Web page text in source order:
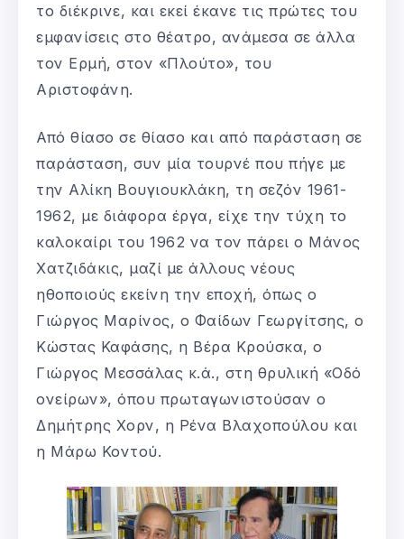
το διέκρινε, και εκεί έκανε τις πρώτες του
εμφανίσεις στο θέατρο, ανάμεσα σε άλλα
τον Ερμή, στον «Πλούτο», του
Αριστοφάνη.
Από θίασο σε θίασο και από παράσταση σε
παράσταση, συν μία τουρνέ που πήγε με
την Αλίκη Βουγιουκλάκη, τη σεζόν 1961-
1962, με διάφορα έργα, είχε την τύχη το
καλοκαίρι του 1962 να τον πάρει ο Μάνος
Χατζιδάκις, μαζί με άλλους νέους
ηθοποιούς εκείνη την εποχή, όπως ο
Γιώργος Μαρίνος, ο Φαίδων Γεωργίτσης, ο
Κώστας Καφάσης, η Βέρα Κρούσκα, ο
Γιώργος Μεσσάλας κ.ά., στη θρυλική «Οδό
ονείρων», όπου πρωταγωνιστούσαν ο
Δημήτρης Χορν, η Ρένα Βλαχοπούλου και
η Μάρω Κοντού.